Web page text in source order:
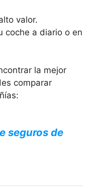
valor.
coche a diario o en
la mejor
comparar
seguros de